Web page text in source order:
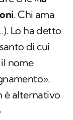
. Chi ama
Lo ha detto
di cui
nome
è alternativo